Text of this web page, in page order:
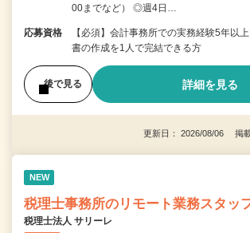
00までなど） ◎週4日…
応募資格
【必須】会計事務所での実務経験5年以
書の作成を1人で完結できる方
後で見る 詳細を見る
更新日： 2026/08/06 掲
NEW
税理士事務所のリモート業務スタッ
税理士法人 サリーレ